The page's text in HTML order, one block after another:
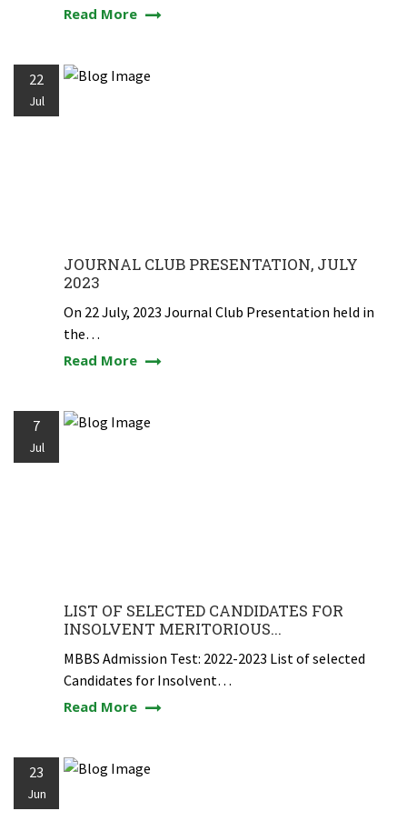
Read More
22
Jul
JOURNAL CLUB PRESENTATION, JULY
2023
On 22 July, 2023 Journal Club Presentation held in
the…
Read More
7
Jul
LIST OF SELECTED CANDIDATES FOR
INSOLVENT MERITORIOUS...
MBBS Admission Test: 2022-2023 List of selected
Candidates for Insolvent…
Read More
23
Jun